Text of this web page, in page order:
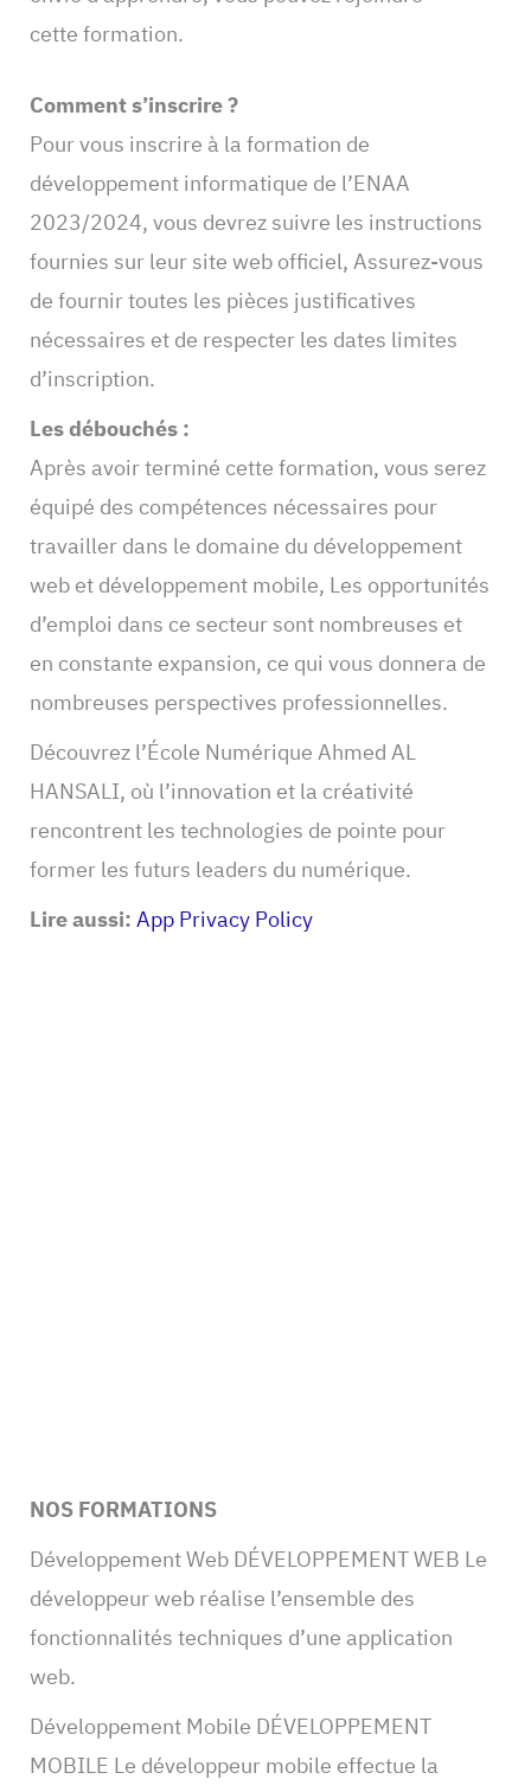
cette formation.
Comment s’inscrire ?
Pour vous inscrire à la formation de
développement informatique de l’ENAA
2023/2024, vous devrez suivre les instructions
fournies sur leur site web officiel, Assurez-vous
de fournir toutes les pièces justificatives
nécessaires et de respecter les dates limites
d’inscription.
Les débouchés :
Après avoir terminé cette formation, vous serez
équipé des compétences nécessaires pour
travailler dans le domaine du développement
web et développement mobile, Les opportunités
d’emploi dans ce secteur sont nombreuses et
en constante expansion, ce qui vous donnera de
nombreuses perspectives professionnelles.
Découvrez l’École Numérique Ahmed AL
HANSALI, où l’innovation et la créativité
rencontrent les technologies de pointe pour
former les futurs leaders du numérique.
Lire aussi:App Privacy Policy
NOS FORMATIONS
Développement Web DÉVELOPPEMENT WEB Le
développeur web réalise l’ensemble des
fonctionnalités techniques d’une application
web.
Développement Mobile DÉVELOPPEMENT
MOBILE Le développeur mobile effectue la